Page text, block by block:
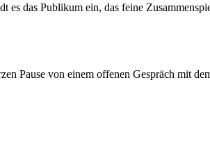
das Publikum ein, das feine
Pause von einem offenen Gespräch mit